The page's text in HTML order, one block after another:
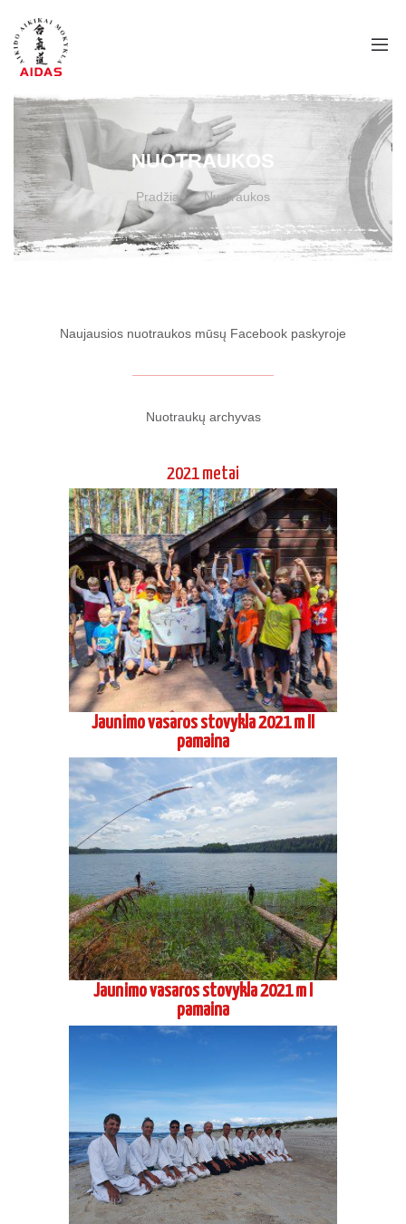
NUOTRAUKOS
Pradžia Nuotraukos
Naujausios nuotraukos mūsų Facebook paskyroje
Nuotraukų archyvas
2021 metai
Jaunimo vasaros stovykla 2021 m II
pamaina
Jaunimo vasaros stovykla 2021 m I
pamaina